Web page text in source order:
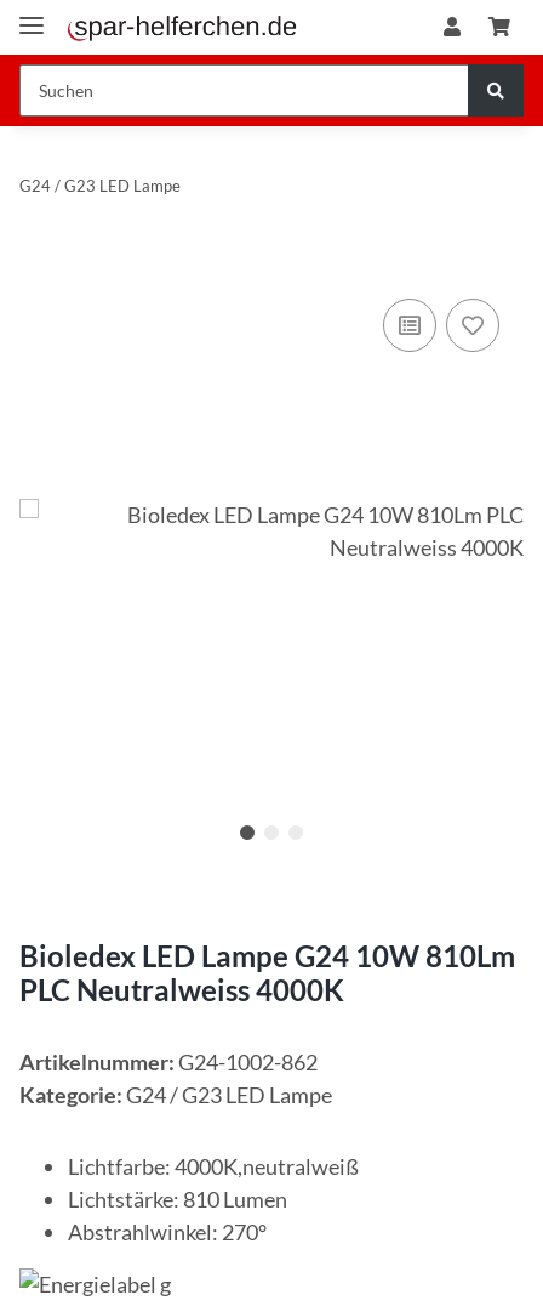
G24 / G23 LED Lampe
Bioledex LED Lampe G24 10W 810Lm
PLC Neutralweiss 4000K
Artikelnummer:G24-1002-862
Kategorie:G24 / G23 LED Lampe
Lichtfarbe: 4000K,neutralweiß
Lichtstärke: 810 Lumen
Abstrahlwinkel: 270°